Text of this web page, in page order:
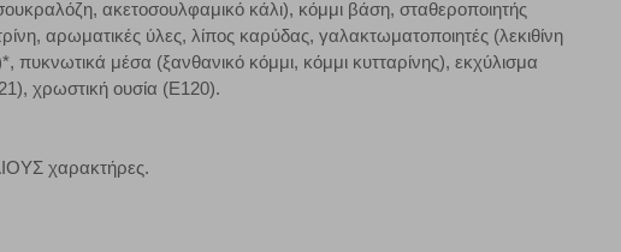
ακετοσουλφαμικό κάλι), κόμμι βάση, σταθεροποιητής
αρωματικές ύλες, λίπος καρύδας, γαλακτωματοποιητές (λεκιθίνη
μέσα (ξανθανικό κόμμι, κόμμι κυτταρίνης), εκχύλισμα
χρωστική ουσία (E120).
χαρακτήρες.
θα γνωρίζουμε πότε έχετε επισκεφθεί την τοποθεσία μας.
να ρυθμίσετε το πρόγραμμα περιήγησής σας ώστε να